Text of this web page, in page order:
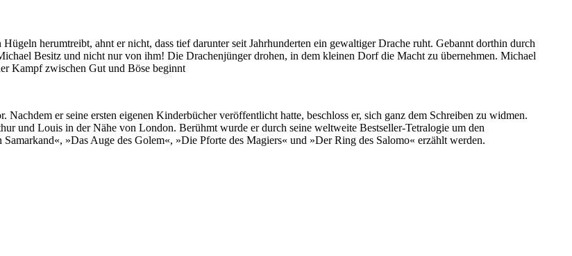
herumtreibt, ahnt er nicht, dass tief darunter seit Jahrhunderten ein gewaltiger Drache ruht. Gebannt dorthin durch
Besitz und nicht nur von ihm! Die Drachenjünger drohen, in dem kleinen Dorf die Macht zu übernehmen. Michael
Kampf zwischen Gut und Böse beginnt
er seine ersten eigenen Kinderbücher veröffentlicht hatte, beschloss er, sich ganz dem Schreiben zu widmen.
und Louis in der Nähe von London. Berühmt wurde er durch seine weltweite Bestseller-Tetralogie um den
»Das Auge des Golem«, »Die Pforte des Magiers« und »Der Ring des Salomo« erzählt werden.